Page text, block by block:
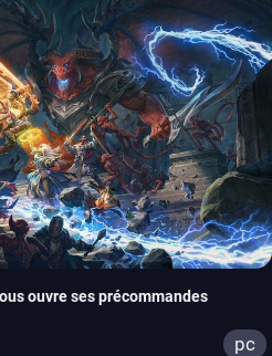
ouvre ses précommandes
pc